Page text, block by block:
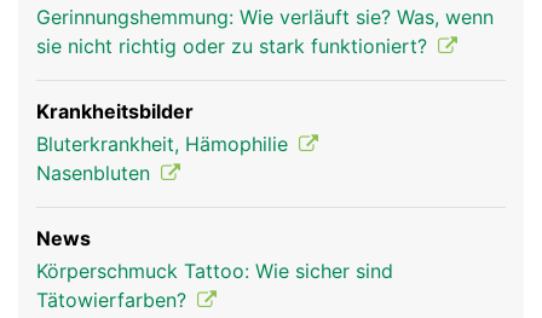
Gerinnungshemmung: Wie verläuft sie? Was, wenn
sie nicht richtig oder zu stark funktioniert?
Krankheitsbilder
Bluterkrankheit, Hämophilie
Nasenbluten
News
Körperschmuck Tattoo: Wie sicher sind
Tätowierfarben?